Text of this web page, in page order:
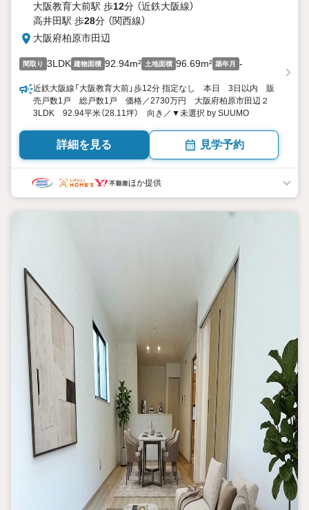
大阪教育大前駅 歩12分 （近鉄大阪線）
高井田駅 歩28分 （関西線）
大阪府柏原市田辺
間取り 3LDK 建物面積 92.94m² 土地面積 96.69m² 築年月 -
近鉄大阪線「大阪教育大前」歩12分 指定なし 本日 3日以内 販
売戸数1戸 総戸数1戸 価格／2730万円 大阪府柏原市田辺２
3LDK 92.94平米（28.11坪） 向き／▼未選択 by SUUMO
詳細を見る 見学予約
ほか提供